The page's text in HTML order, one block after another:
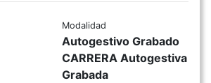
Modalidad
Autogestivo Grabado
CARRERA Autogestiva
Grabada